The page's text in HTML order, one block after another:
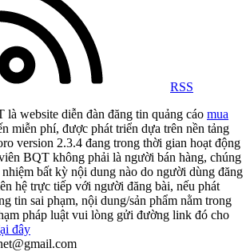
RSS
website diễn đàn đăng tin quảng cáo mua
miễn phí, được phát triển dựa trên nền tảng
version 2.3.4 đang trong thời gian hoạt động
BQT không phải là người bán hàng, chúng
bất kỳ nội dung nào do người dùng đăng
hệ trực tiếp với người đăng bài, nếu phát
tin sai phạm, nội dung/sản phẩm nằm trong
pháp luật vui lòng gửi đường link đó cho
đây